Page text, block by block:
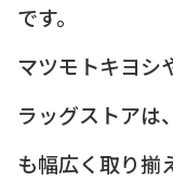
です。
マツモトキヨシ
ラッグストアは
も幅広く取り揃